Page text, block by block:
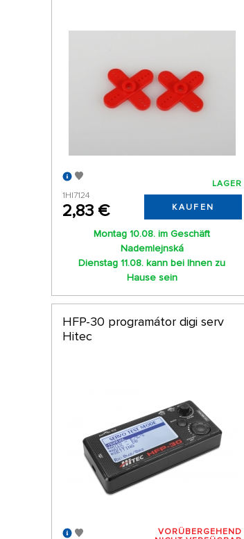
1HI7124
2,83 €
LAGER
KAUFEN
Montag 10.08. im Geschäft
Nademlejnská
Dienstag 11.08. kann bei Ihnen zu
Hause sein
HFP-30 programátor digi serv
Hitec
VORÜBERGEHEND